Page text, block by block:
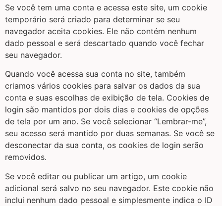
Se você tem uma conta e acessa este site, um cookie
temporário será criado para determinar se seu
navegador aceita cookies. Ele não contém nenhum
dado pessoal e será descartado quando você fechar
seu navegador.
Quando você acessa sua conta no site, também
criamos vários cookies para salvar os dados da sua
conta e suas escolhas de exibição de tela. Cookies de
login são mantidos por dois dias e cookies de opções
de tela por um ano. Se você selecionar “Lembrar-me”,
seu acesso será mantido por duas semanas. Se você se
desconectar da sua conta, os cookies de login serão
removidos.
Se você editar ou publicar um artigo, um cookie
adicional será salvo no seu navegador. Este cookie não
inclui nenhum dado pessoal e simplesmente indica o ID